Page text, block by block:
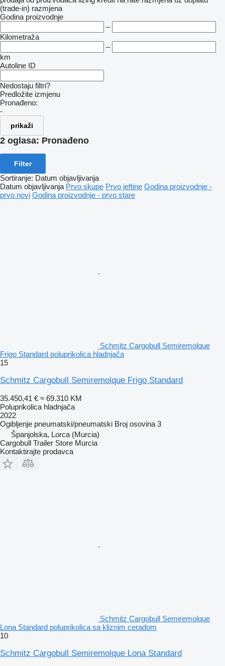
(trade-in) razmjena
Godina proizvodnje
–
Kilometraža
–
km
Autoline ID
Nedostaju filtri?
Predložite izmjenu
Pronađeno:
-
prikaži
2 oglasa: Pronađeno
Filter
Sortiranje: Datum objavljivanja
Datum objavljivanja Prvo skupe Prvo jeftine Godina proizvodnje -
prvo novi Godina proizvodnje - prvo stare
Schmitz Cargobull Semiremolque
Frigo Standard poluprikolica hladnjača
15
Schmitz Cargobull Semiremolque Frigo Standard
35.450,41 € ≈ 69.310 KM
Poluprikolica hladnjača
2022
Ogibljenje pneumatski/pneumatski Broj osovina 3
Španjolska, Lorca (Murcia)
Cargobull Trailer Store Murcia
Kontaktirajte prodavca
Schmitz Cargobull Semiremolque
Lona Standard poluprikolica sa kliznim ceradom
10
Schmitz Cargobull Semiremolque Lona Standard